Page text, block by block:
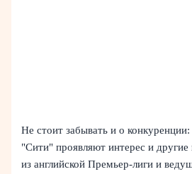
Не стоит забывать и о
"Сити" проявляют интерес и
из английской Премьер‑лиги и